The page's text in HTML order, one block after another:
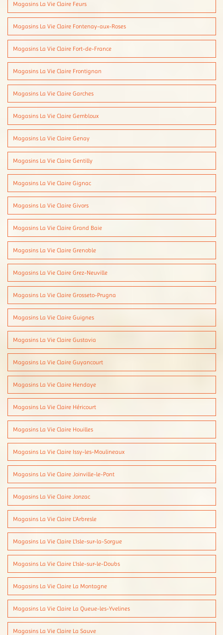
Magasins La Vie Claire Feurs
Magasins La Vie Claire Fontenay-aux-Roses
Magasins La Vie Claire Fort-de-France
Magasins La Vie Claire Frontignan
Magasins La Vie Claire Garches
Magasins La Vie Claire Gembloux
Magasins La Vie Claire Genay
Magasins La Vie Claire Gentilly
Magasins La Vie Claire Gignac
Magasins La Vie Claire Givors
Magasins La Vie Claire Grand Baie
Magasins La Vie Claire Grenoble
Magasins La Vie Claire Grez-Neuville
Magasins La Vie Claire Grosseto-Prugna
Magasins La Vie Claire Guignes
Magasins La Vie Claire Gustavia
Magasins La Vie Claire Guyancourt
Magasins La Vie Claire Hendaye
Magasins La Vie Claire Héricourt
Magasins La Vie Claire Houilles
Magasins La Vie Claire Issy-les-Moulineaux
Magasins La Vie Claire Joinville-le-Pont
Magasins La Vie Claire Jonzac
Magasins La Vie Claire L'Arbresle
Magasins La Vie Claire L'Isle-sur-la-Sorgue
Magasins La Vie Claire L'Isle-sur-le-Doubs
Magasins La Vie Claire La Montagne
Magasins La Vie Claire La Queue-les-Yvelines
Magasins La Vie Claire La Sauve